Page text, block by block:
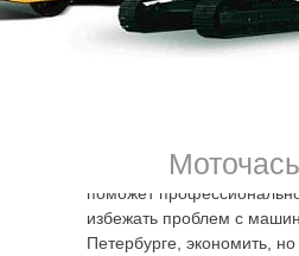
стрелка спидометра
приборная панель
марки и модели машины.
поможет профессионально
избежать проблем с
Петербурге, экономить,